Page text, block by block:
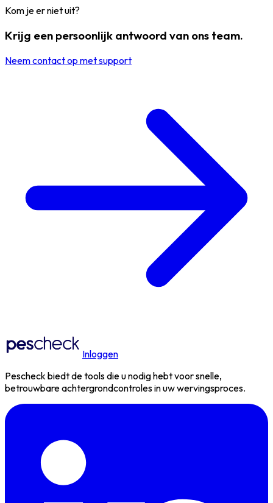
Kom je er niet uit?
Krijg een persoonlijk antwoord van ons team.
Neem contact op met support
Inloggen
Pescheck biedt de tools die u nodig hebt voor snelle,
betrouwbare achtergrondcontroles in uw wervingsproces.